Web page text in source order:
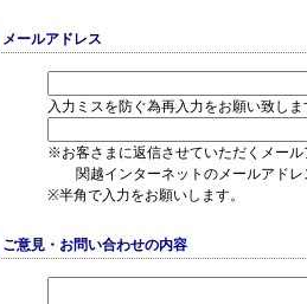
メールアドレス
入力ミスを防ぐ為再入力をお願い致しま
※お客さまに返信させていただくメー
関越インターネットのメールアドレ
※半角で入力をお願いします。
ご意見・お問い合わせの内容